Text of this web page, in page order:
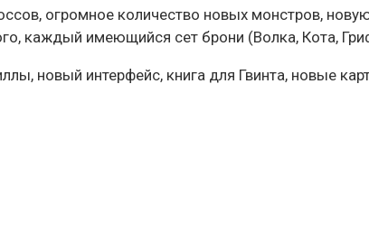
огромное количество новых монстров,
каждый имеющийся сет брони (Волка, Кота,
новый интерфейс, книга для Гвинта, новые